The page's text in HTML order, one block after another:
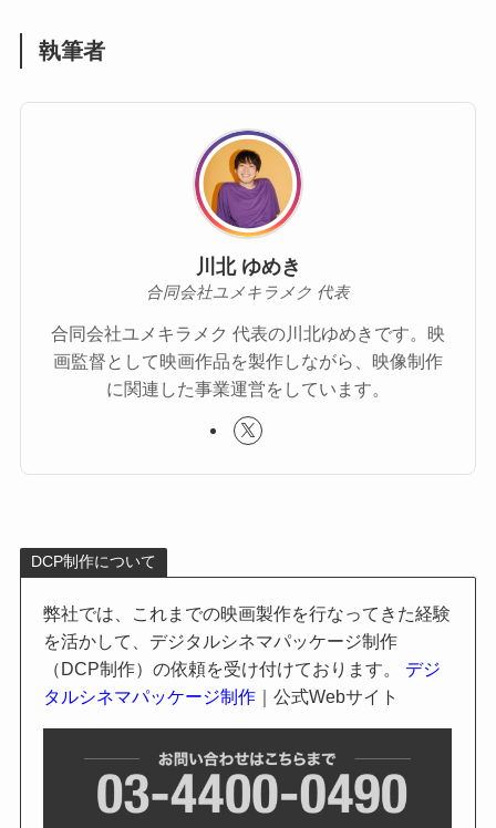
執筆者
川北 ゆめき
合同会社ユメキラメク 代表
合同会社ユメキラメク 代表の川北ゆめきです。映
画監督として映画作品を製作しながら、映像制作
に関連した事業運営をしています。
DCP制作について
弊社では、これまでの映画製作を行なってきた経験
を活かして、デジタルシネマパッケージ制作
（DCP制作）の依頼を受け付けております。 デジ
タルシネマパッケージ制作 ｜公式Webサイト